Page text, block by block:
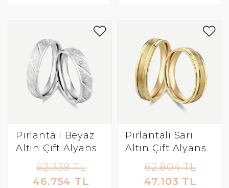
Pırlantalı Beyaz
Altın Çift Alyans
62.339 TL
46.754 TL
Pırlantalı Sarı
Altın Çift Alyans
62.804 TL
47.103 TL